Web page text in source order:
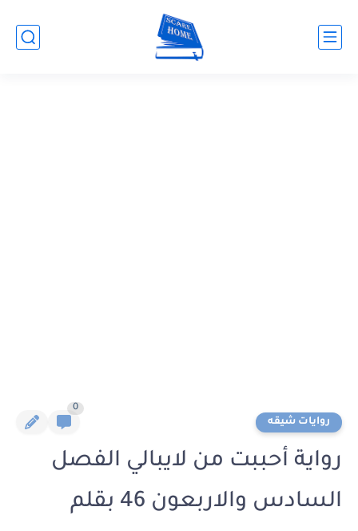
روايات شيقه
0
رواية أحببت من لايبالي الفصل
السادس والاربعون 46 بقلم